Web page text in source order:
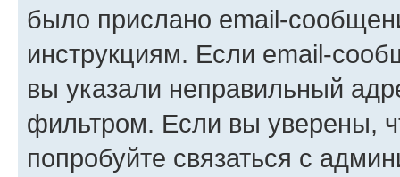
было прислано email-
инструкциям. Если email-
вы указали неправильный
фильтром. Если вы уверены,
попробуйте связаться с